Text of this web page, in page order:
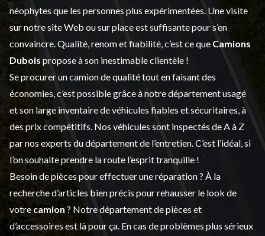
néophytes que les personnes plus expérimentées. Une visite
sur notre site Web ou sur place est suffisante pour s’en
convaincre. Qualité, renom et fiabilité, c’est ce que Camions
Dubois propose à son inestimable clientèle !
Se procurer un camion de qualité tout en faisant des
économies, c’est possible grâce à notredépartement usagé
et son large inventaire de véhicules fiables et sécuritaires, à
des prix compétitifs. Nos véhicules sont inspectés de A à Z
par nos experts du département de l’entretien . C’est l’idéal, si
l’on souhaite prendre la route l’esprit tranquille !
Besoin de pièces pour effectuer une réparation ? À la
recherche d’articles bien précis pour rehausser le look de
votre camion ? Notre département depièces et
d’accessoiresest là pour ça. En cas de problèmes plus sérieux